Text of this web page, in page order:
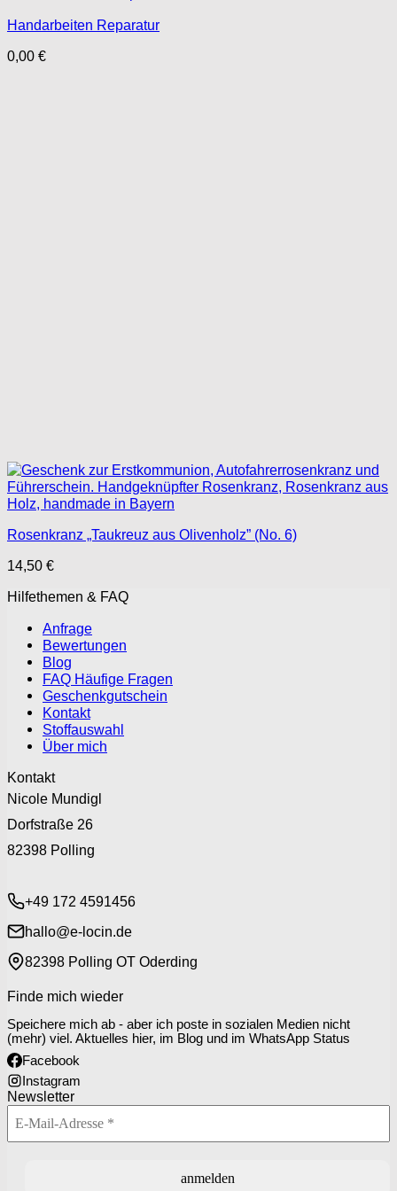
Handarbeiten Reparatur
0,00 €
Rosenkranz „Taukreuz aus Olivenholz” (No. 6)
14,50 €
Hilfethemen & FAQ
Anfrage
Bewertungen
Blog
FAQ Häufige Fragen
Geschenkgutschein
Kontakt
Stoffauswahl
Über mich
Kontakt
Nicole Mundigl
Dorfstraße 26
82398 Polling
+49 172 4591456
hallo@e-locin.de
82398 Polling OT Oderding
Finde mich wieder
Speichere mich ab - aber ich poste in sozialen Medien nicht
(mehr) viel. Aktuelles hier, im Blog und im WhatsApp Status
Facebook
Instagram
Newsletter